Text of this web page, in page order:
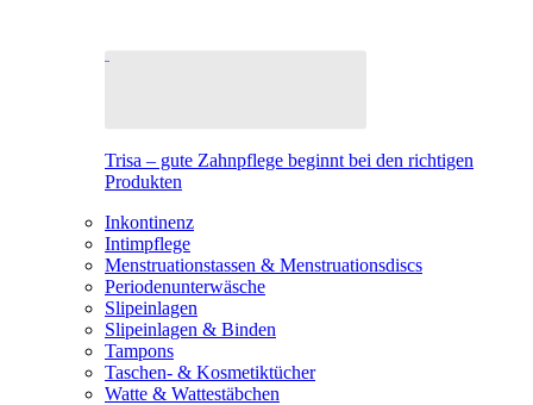
Trisa – gute Zahnpflege beginnt bei den richtigen
Produkten
Inkontinenz
Intimpflege
Menstruationstassen & Menstruationsdiscs
Periodenunterwäsche
Slipeinlagen
Slipeinlagen & Binden
Tampons
Taschen- & Kosmetiktücher
Watte & Wattestäbchen